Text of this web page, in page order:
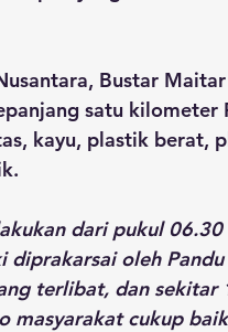
Bustar
satu kilometer
kayu, plastik berat,
dari pukul
diprakarsai oleh
terlibat, dan
masyarakat cukup